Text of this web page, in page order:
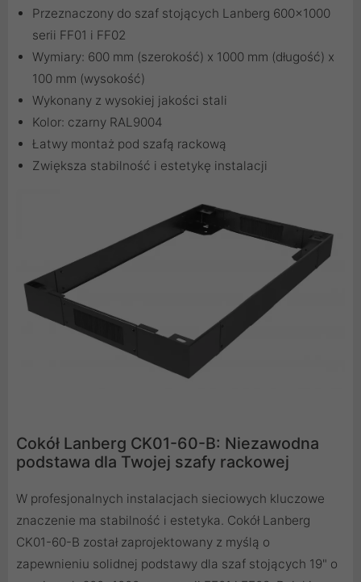
Przeznaczony do szaf stojących Lanberg 600x1000
serii FF01 i FF02
Wymiary: 600 mm (szerokość) x 1000 mm (długość) x
100 mm (wysokość)
Wykonany z wysokiej jakości stali
Kolor: czarny RAL9004
Łatwy montaż pod szafą rackową
Zwiększa stabilność i estetykę instalacji
Cokół Lanberg CK01-60-B: Niezawodna
podstawa dla Twojej szafy rackowej
W profesjonalnych instalacjach sieciowych kluczowe
znaczenie ma stabilność i estetyka. Cokół Lanberg
CK01-60-B został zaprojektowany z myślą o
zapewnieniu solidnej podstawy dla szaf stojących 19" o